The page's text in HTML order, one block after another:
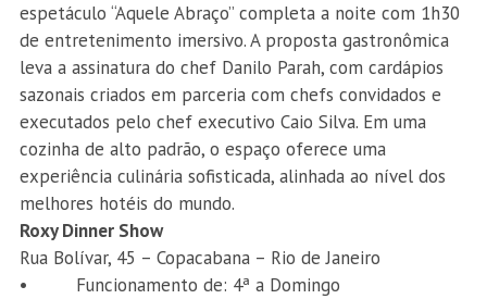
espetáculo “Aquele Abraço” completa a noite com 1h30
de entretenimento imersivo. A proposta gastronômica
leva a assinatura do chef Danilo Parah, com cardápios
sazonais criados em parceria com chefs convidados e
executados pelo chef executivo Caio Silva. Em uma
cozinha de alto padrão, o espaço oferece uma
experiência culinária sofisticada, alinhada ao nível dos
melhores hotéis do mundo.
Roxy Dinner Show
Rua Bolívar, 45 – Copacabana – Rio de Janeiro
• Funcionamento de: 4ª a Domingo